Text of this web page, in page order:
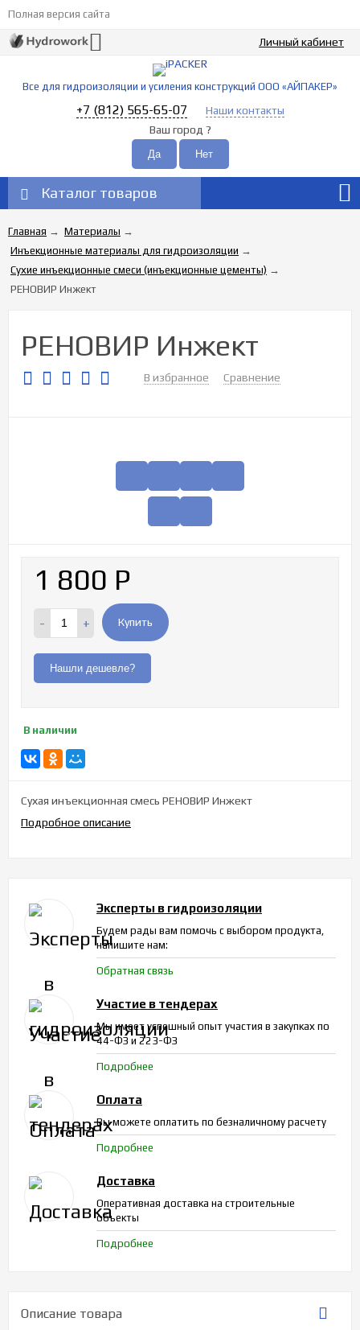
Полная версия сайта
Личный кабинет
Все для гидроизоляции и усиления конструкций ООО «АЙПАКЕР»
+7 (812) 565-65-07
Наши контакты
Ваш город ?
Каталог товаров
Главная → Материалы →
Инъекционные материалы для гидроизоляции →
Сухие инъекционные смеси (инъекционные цементы) →
РЕНОВИР Инжект
РЕНОВИР Инжект
В избранное Сравнение
1 800 Р
- + Купить
Нашли дешевле?
В наличии
Сухая инъекционная смесь РЕНОВИР Инжект
Подробное описание
Эксперты в гидроизоляции
Будем рады вам помочь с выбором продукта,
напишите нам:
Обратная связь
Участие в тендерах
Мы имеет успешный опыт участия в закупках по
44-ФЗ и 223-ФЗ
Подробнее
Оплата
Вы можете оплатить по безналичному расчету
Подробнее
Доставка
Оперативная доставка на строительные
объекты
Подробнее
Описание товара